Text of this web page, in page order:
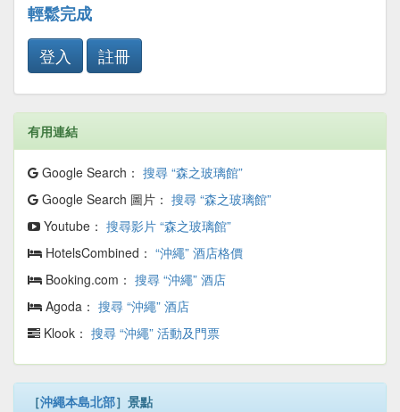
輕鬆完成
登入
註冊
有用連結
Google Search： 搜尋 “森之玻璃館”
Google Search 圖片： 搜尋 “森之玻璃館”
Youtube： 搜尋影片 “森之玻璃館”
HotelsCombined： “沖繩” 酒店格價
Booking.com： 搜尋 “沖繩” 酒店
Agoda： 搜尋 “沖繩” 酒店
Klook： 搜尋 “沖繩” 活動及門票
［沖繩本島北部］景點